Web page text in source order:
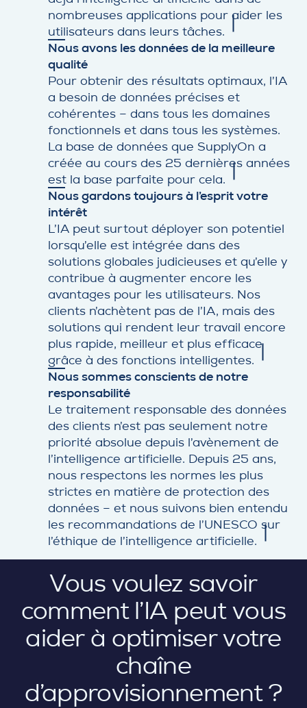
nombreuses applications pour aider les
utilisateurs dans leurs tâches.
Nous avons les données de la meilleure
qualité
Pour obtenir des résultats optimaux, l’IA
a besoin de données précises et
cohérentes – dans tous les domaines
fonctionnels et dans tous les systèmes.
La base de données que SupplyOn a
créée au cours des 25 dernières années
est la base parfaite pour cela.
Nous gardons toujours à l’esprit votre
intérêt
L’IA peut surtout déployer son potentiel
lorsqu’elle est intégrée dans des
solutions globales judicieuses et qu’elle y
contribue à augmenter encore les
avantages pour les utilisateurs. Nos
clients n’achètent pas de l’IA, mais des
solutions qui rendent leur travail encore
plus rapide, meilleur et plus efficace
grâce à des fonctions intelligentes.
Nous sommes conscients de notre
responsabilité
Le traitement responsable des données
des clients n’est pas seulement notre
priorité absolue depuis l’avènement de
l’intelligence artificielle. Depuis 25 ans,
nous respectons les normes les plus
strictes en matière de protection des
données – et nous suivons bien entendu
les recommandations de l’UNESCO sur
l’éthique de l’intelligence artificielle.
Vous voulez savoir
comment l’IA peut vous
aider à optimiser votre
chaîne
d’approvisionnement ?